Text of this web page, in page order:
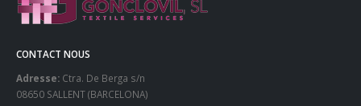
CONTACT NOUS
Adresse: Ctra. De Berga s/n
08650 SALLENT (BARCELONA)